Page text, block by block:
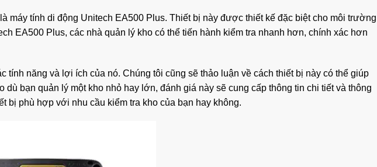
máy tính di động Unitech EA500 Plus. Thiết bị này được thiết kế đặc biệt cho môi trường
EA500 Plus, các nhà quản lý kho có thể tiến hành kiểm tra nhanh hơn, chính xác hơn
năng và lợi ích của nó. Chúng tôi cũng sẽ thảo luận về cách thiết bị này có thể giúp
bạn quản lý một kho nhỏ hay lớn, đánh giá này sẽ cung cấp thông tin chi tiết và thông
bị phù hợp với nhu cầu kiểm tra kho của bạn hay không.